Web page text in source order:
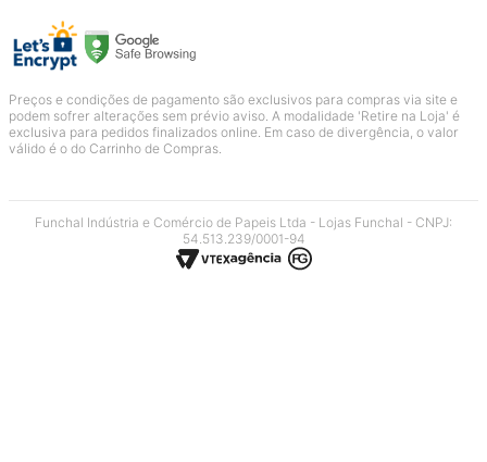
Preços e condições de pagamento são exclusivos para compras via site e
podem sofrer alterações sem prévio aviso. A modalidade 'Retire na Loja' é
exclusiva para pedidos finalizados online. Em caso de divergência, o valor
válido é o do Carrinho de Compras.
Funchal Indústria e Comércio de Papeis Ltda - Lojas Funchal - CNPJ:
54.513.239/0001-94